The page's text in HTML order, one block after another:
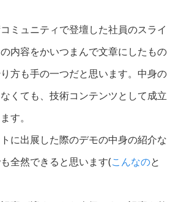
ミュニティで登壇した社員のスライ
内容をかいつまんで文章にしたもの
方も手の一つだと思います。中身の
くても、技術コンテンツとして成立
す。
に出展した際のデモの中身の紹介な
全然できると思います(こんなのと